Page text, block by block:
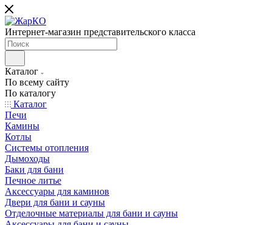
Интернет-магазин представительского класса
Каталог
По всему сайту
По каталогу
Каталог
Печи
Камины
Котлы
Системы отопления
Дымоходы
Баки для бани
Печное литье
Аксессуары для каминов
Двери для бани и сауны
Отделочные материалы для бани и сауны